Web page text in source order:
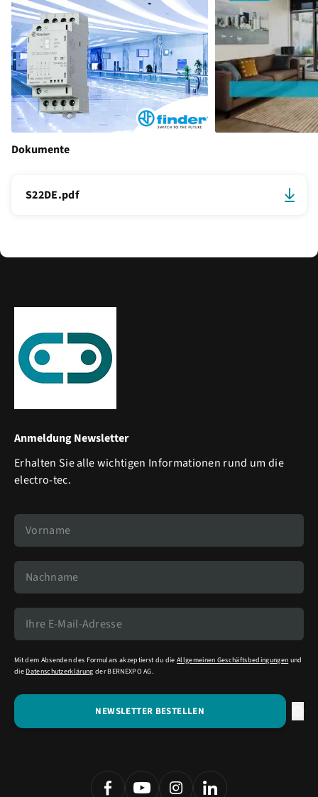
Dokumente
S22DE.pdf
Anmeldung Newsletter
Erhalten Sie alle wichtigen Informationen rund um die
electro-tec.
Mit dem Absenden des Formulars akzeptierst du dieAllgemeinen Geschäftsbedingungen und
die Datenschutzerklärung der BERNEXPO AG.